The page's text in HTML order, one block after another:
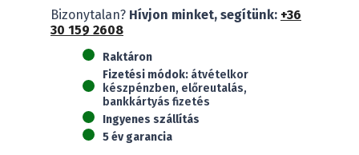
FSAUIF-
Art-
123AE3-
(3,5kW)
mennyiség
Bizonytalan? Hívjon minket, segítünk: +36
30 159 2608
Raktáron
Fizetési módok: átvételkor
készpénzben, előreutalás,
bankkártyás fizetés
Ingyenes szállítás
5 év garancia